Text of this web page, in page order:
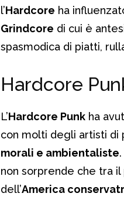
l’Hardcore ha
Grindcore di cui è
spasmodica di piatti,
Hardcore
L’Hardcore Punk ha
con molti degli artisti di
morali e ambientaliste
non sorprende che tra il
dell’America